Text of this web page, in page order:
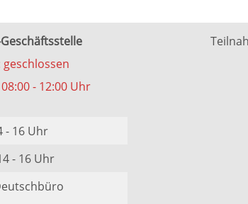
geschlossen
- 12:00 Uhr
- 16 Uhr
- 16 Uhr